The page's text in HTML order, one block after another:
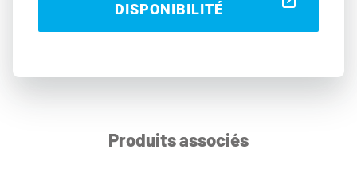
DISPONIBILITÉ
Produits associés